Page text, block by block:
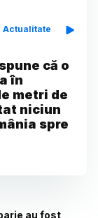
Actualitate
că o
în
metri de
niciun
spre
au fost